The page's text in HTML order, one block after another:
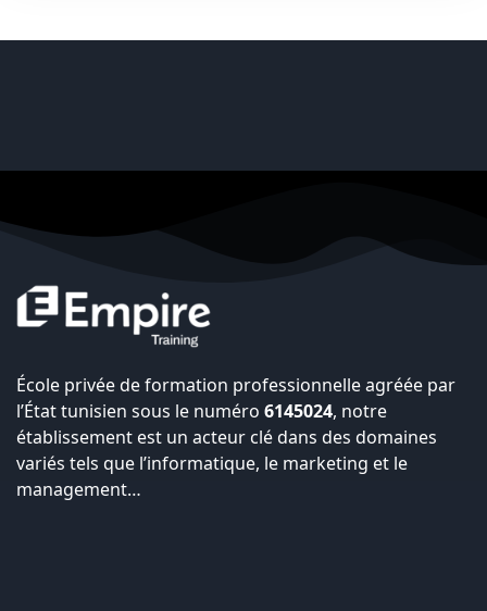
École privée de formation professionnelle agréée par
l’État tunisien sous le numéro 6145024, notre
établissement est un acteur clé dans des domaines
variés tels que l’informatique, le marketing et le
management…